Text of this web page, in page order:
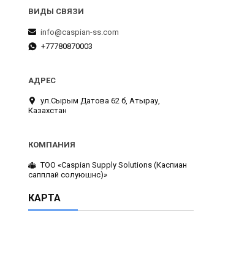
info@caspian-ss.com
+77780870003
ул.Сырым Датова 62 б, Атырау,
Казахстан
ТОО «Caspian Supply Solutions (Каспиан
сапплай солуюшнс)»
КАРТА